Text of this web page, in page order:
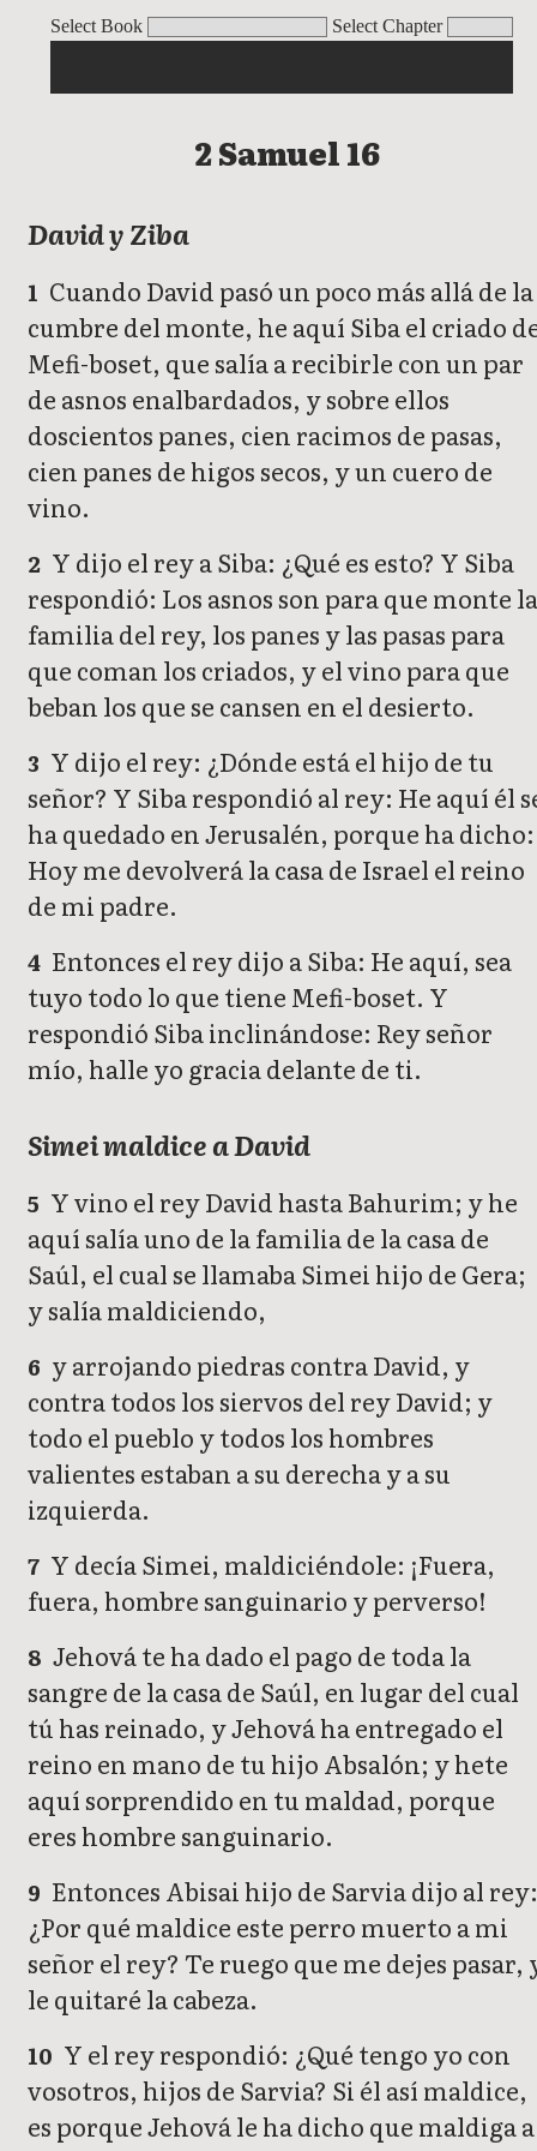
Select Book Select Chapter
2 Samuel
2 Samuel 16
David y Ziba
1 Cuando David pasó un poco más allá de la
cumbre del monte, he aquí Siba el criado
Mefi-boset, que salía a recibirle con un par
de asnos enalbardados, y sobre ellos
doscientos panes, cien racimos de pasas,
cien panes de higos secos, y un cuero de
vino.
2 Y dijo el rey a Siba: ¿Qué es esto? Y Siba
respondió: Los asnos son para que monte la
familia del rey, los panes y las pasas para
que coman los criados, y el vino para que
beban los que se cansen en el desierto.
3 Y dijo el rey: ¿Dónde está el hijo de tu
señor? Y Siba respondió al rey: He aquí él
ha quedado en Jerusalén, porque ha dicho:
Hoy me devolverá la casa de Israel el reino
de mi padre.
4 Entonces el rey dijo a Siba: He aquí, sea
tuyo todo lo que tiene Mefi-boset. Y
respondió Siba inclinándose: Rey señor
mío, halle yo gracia delante de ti.
Simei maldice a David
5 Y vino el rey David hasta Bahurim; y he
aquí salía uno de la familia de la casa de
Saúl, el cual se llamaba Simei hijo de Gera;
y salía maldiciendo,
6 y arrojando piedras contra David, y
contra todos los siervos del rey David; y
todo el pueblo y todos los hombres
valientes estaban a su derecha y a su
izquierda.
7 Y decía Simei, maldiciéndole: ¡Fuera,
fuera, hombre sanguinario y perverso!
8 Jehová te ha dado el pago de toda la
sangre de la casa de Saúl, en lugar del cual
tú has reinado, y Jehová ha entregado el
reino en mano de tu hijo Absalón; y hete
aquí sorprendido en tu maldad, porque
eres hombre sanguinario.
9 Entonces Abisai hijo de Sarvia dijo al
¿Por qué maldice este perro muerto a mi
señor el rey? Te ruego que me dejes pasar,
le quitaré la cabeza.
10 Y el rey respondió: ¿Qué tengo yo con
vosotros, hijos de Sarvia? Si él así maldice,
es porque Jehová le ha dicho que maldiga a